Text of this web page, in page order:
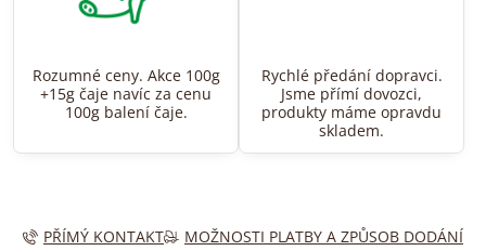
Rozumné ceny. Akce 100g
+15g čaje navíc za cenu
100g balení čaje.
Rychlé předání dopravci.
Jsme přímí dovozci,
produkty máme opravdu
skladem.
PŘÍMÝ KONTAKT
MOŽNOSTI PLATBY A ZPŮSOB DODÁNÍ